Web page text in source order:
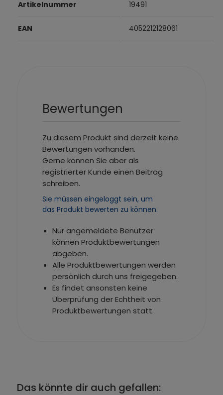
Artikelnummer 19491
EAN 4052212128061
Bewertungen
Zu diesem Produkt sind derzeit keine
Bewertungen vorhanden.
Gerne können Sie aber als
registrierter Kunde einen Beitrag
schreiben.
Sie müssen eingeloggt sein, um
das Produkt bewerten zu können.
Nur angemeldete Benutzer
können Produktbewertungen
abgeben.
Alle Produktbewertungen werden
persönlich durch uns freigegeben.
Es findet ansonsten keine
Überprüfung der Echtheit von
Produktbewertungen statt.
Das könnte dir auch gefallen: